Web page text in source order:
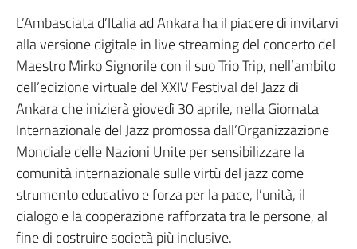
L’Ambasciata d’Italia ad Ankara ha il piacere di invitarvi
alla versione digitale in live streaming del concerto del
Maestro Mirko Signorile con il suo Trio Trip, nell’ambito
dell’edizione virtuale del XXIV Festival del Jazz di
Ankara che inizierà giovedì 30 aprile, nella Giornata
Internazionale del Jazz promossa dall’Organizzazione
Mondiale delle Nazioni Unite per sensibilizzare la
comunità internazionale sulle virtù del jazz come
strumento educativo e forza per la pace, l’unità, il
dialogo e la cooperazione rafforzata tra le persone, al
fine di costruire società più inclusive.